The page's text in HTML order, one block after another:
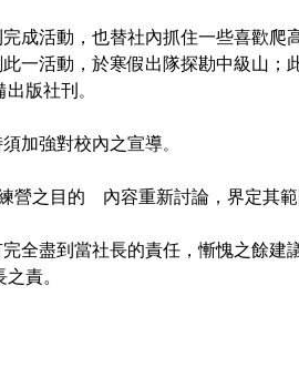
完成活動，也替社內抓住一些喜歡爬
此一活動，於寒假出隊探勘中級山；
出版社刊 。
須加強對校內之宣導。
營之目的 內容重新討論，界定其範
盡到當社長的責任，慚愧之餘建
責。